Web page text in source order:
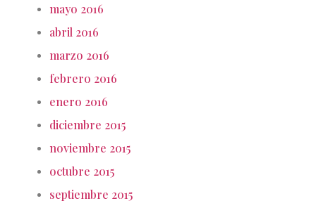
mayo 2016
abril 2016
marzo 2016
febrero 2016
enero 2016
diciembre 2015
noviembre 2015
octubre 2015
septiembre 2015